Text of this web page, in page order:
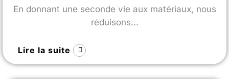
En donnant une seconde vie aux matériaux, nous
réduisons...
Lire la suite